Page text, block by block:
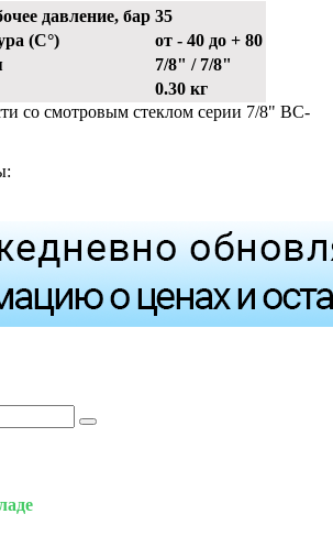
давление, бар 35
(С°)
от - 40 до + 80
7/8" / 7/8"
0.30 кг
со смотровым стеклом серии 7/8" BC-